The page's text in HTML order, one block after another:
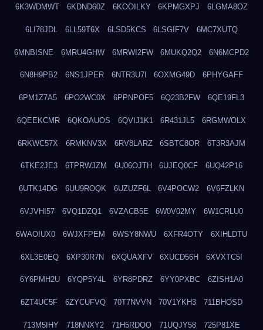
6K3WDMWT 6KDND60Z 6KOOILKY 6KPMGXPJ 6LGMA8OZ
6LI78JDL 6LL59T6X 6LSD5KCS 6LSGIF7V 6MC7XUTQ
6MNBISNE 6MRU4GHW 6MRWI2FW 6MUKQ2Q2 6N6MCPD2
6N8H9PB2 6NS1JPER 6NTR3U7I 6OXMG49D 6PHYGAFF
6PM1Z7A5 6PO2WC0X 6PPNPOF5 6Q23B2FW 6QE19FL3
6QEEKCMR 6QKOAUOS 6QVIJ1K1 6R431JL5 6RGMWOLX
6RKWC57X 6RMKNV3X 6RV8LARZ 6SBTC8OR 6T3R3AJM
6TKE2JE3 6TPRWJZM 6U06OJTH 6UJEQ0CF 6UQ42P16
6UTK14DG 6UU9ROQK 6UZUZF6L 6V4POCW2 6V6FZLKN
6VJVHI57 6VQ1DZQ1 6VZACB5E 6W0V02MY 6W1CRLU0
6WAOIUX0 6WJXFPEM 6WSY8NWU 6XFR4OTY 6XIHLDTU
6XL3E0EQ 6XP30R7N 6XQUAXFV 6XUCD56H 6XVXTC5I
6Y6PMH2U 6YQP5Y4L 6YR8PDRZ 6YY0PXBC 6ZISH1A0
6ZT4UC5F 6ZYCUFVQ 70T7NVVN 70V1YKH3 711BHOSD
713M5IHY 718NNXY2 71H5RDOO 71UQJY58 725P81XE